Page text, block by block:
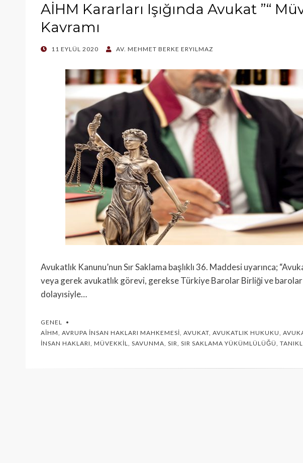
AİHM Kararları Işığında Avukat ”“
Kavramı
POSTED
11 EYLÜL 2020 AV. MEHMET BERKE ERYILMAZ
Avukatlık Kanunu’nun Sır Saklama başlıklı 36. Maddesi uyarınca;
veya gerek avukatlık görevi, gerekse Türkiye Barolar Birliği ve
dolayısiyle…
GENEL
AİHM, AVRUPA İNSAN HAKLARI MAHKEMESI, AVUKAT, AVUKATLIK HUKUKU,
İNSAN HAKLARI, MÜVEKKIL, SAVUNMA, SIR, SIR SAKLAMA YÜKÜMLÜLÜĞÜ,